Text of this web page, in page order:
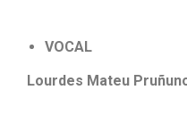
VOCAL
Lourdes Mateu